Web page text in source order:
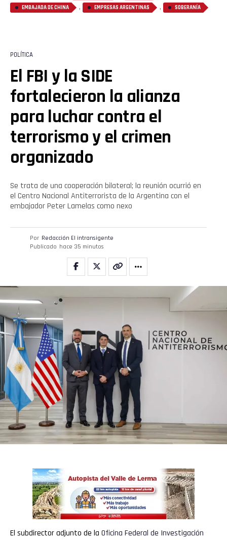
EMBAJADA DE CHINA , EMPRESAS ARGENTINAS , SOBERANÍA
POLÍTICA
El FBI y la SIDE
fortalecieron la alianza
para luchar contra el
terrorismo y el crimen
organizado
Se trata de una cooperación bilateral; la reunión ocurrió en
el Centro Nacional Antiterrorista de la Argentina con el
embajador Peter Lamelas como nexo
Por Redacción El intransigente
Publicado hace 35 minutos
El subdirector adjunto de la Oficina Federal de Investigación